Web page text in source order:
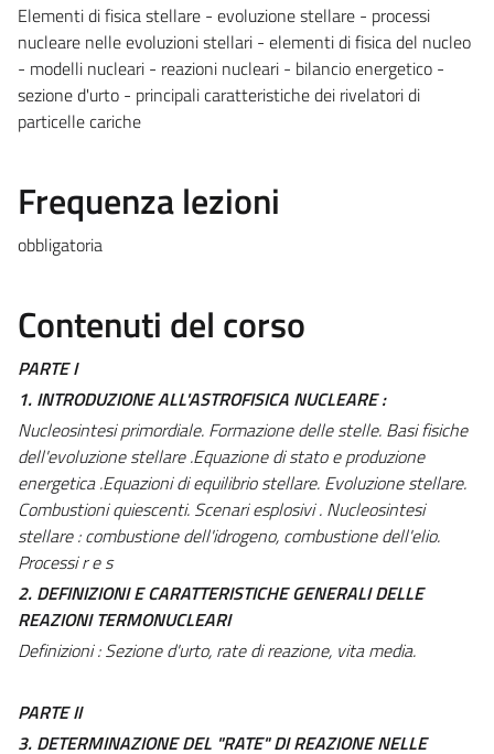
Elementi di fisica stellare - evoluzione stellare - processi
nucleare nelle evoluzioni stellari - elementi di fisica del nucleo
- modelli nucleari - reazioni nucleari - bilancio energetico -
sezione d'urto - principali caratteristiche dei rivelatori di
particelle cariche
Frequenza lezioni
obbligatoria
Contenuti del corso
PARTE I
1. INTRODUZIONE ALL'ASTROFISICA NUCLEARE :
Nucleosintesi primordiale. Formazione delle stelle. Basi fisiche
dell'evoluzione stellare .Equazione di stato e produzione
energetica .Equazioni di equilibrio stellare. Evoluzione stellare.
Combustioni quiescenti. Scenari esplosivi . Nucleosintesi
stellare : combustione dell'idrogeno, combustione dell'elio.
Processi r e s
2. DEFINIZIONI E CARATTERISTICHE GENERALI DELLE
REAZIONI TERMONUCLEARI
Definizioni : Sezione d'urto, rate di reazione, vita media.
PARTE II
3. DETERMINAZIONE DEL "RATE" DI REAZIONE NELLE